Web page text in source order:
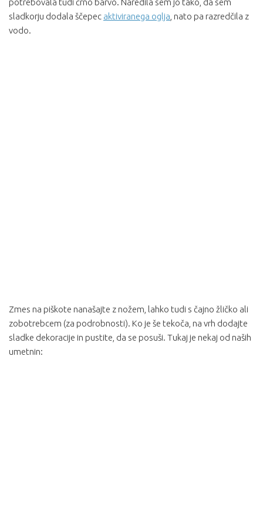
potrebovala tudi črno barvo. Naredila sem jo tako, da sem
sladkorju dodala ščepec aktiviranega oglja , nato pa razredčila z
vodo.
Zmes na piškote nanašajte z nožem, lahko tudi s čajno žličko ali
zobotrebcem (za podrobnosti). Ko je še tekoča, na vrh dodajte
sladke dekoracije in pustite, da se posuši. Tukaj je nekaj od naših
umetnin: